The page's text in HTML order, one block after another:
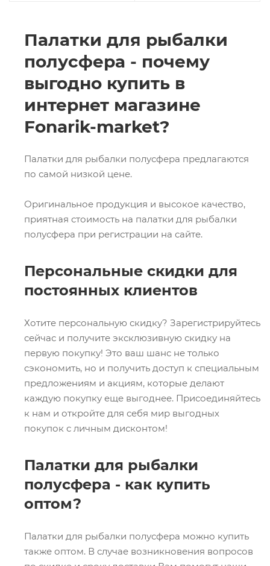
Палатки для рыбалки
полусфера - почему
выгодно купить в
интернет магазине
Fonarik-market?
Палатки для рыбалки полусфера предлагаются
по самой низкой цене.
Оригинальное продукция и высокое качество,
приятная стоимость на палатки для рыбалки
полусфера при регистрации на сайте.
Персональные скидки для
постоянных клиентов
Хотите персональную скидку? Зарегистрируйтесь
сейчас и получите эксклюзивную скидку на
первую покупку! Это ваш шанс не только
сэкономить, но и получить доступ к специальным
предложениям и акциям, которые делают
каждую покупку еще выгоднее. Присоединяйтесь
к нам и откройте для себя мир выгодных
покупок с личным дисконтом!
Палатки для рыбалки
полусфера - как купить
оптом?
Палатки для рыбалки полусфера можно купить
также оптом. В случае возникновения вопросов